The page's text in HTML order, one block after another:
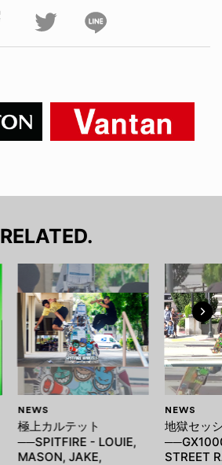
RELATED.
NEWS
極上カルテット
──SPITFIRE - LOUIE,
MASON, JAKE,
NEWS
地獄セッ
STREET